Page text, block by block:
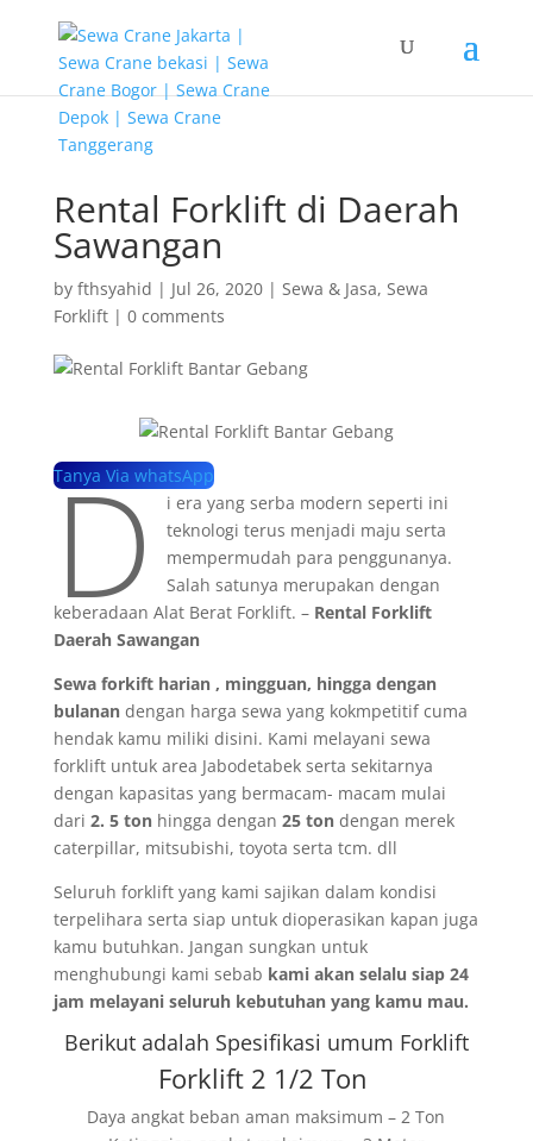
Rental Forklift di Daerah
Sawangan
by fthsyahid | Jul 26, 2020| Sewa & Jasa, Sewa
Forklift| 0 comments
Tanya Via whatsApp
D
i era yang serba modern seperti ini
teknologi terus menjadi maju serta
mempermudah para penggunanya.
Salah satunya merupakan dengan
keberadaan Alat Berat Forklift. – Rental Forklift
Daerah Sawangan
Sewa forkift harian , mingguan, hingga dengan
bulanandengan harga sewa yang kokmpetitif cuma
hendak kamu miliki disini. Kami melayani sewa
forklift untuk area Jabodetabek serta sekitarnya
dengan kapasitas yang bermacam- macam mulai
dari 2. 5 tonhingga dengan 25 tondengan merek
caterpillar, mitsubishi, toyota serta tcm. dll
Seluruh forklift yang kami sajikan dalam kondisi
terpelihara serta siap untuk dioperasikan kapan juga
kamu butuhkan. Jangan sungkan untuk
menghubungi kami sebab kami akan selalu siap 24
jam melayani seluruh kebutuhan yang kamu mau.
Berikut adalah Spesifikasi umum Forklift
Forklift 2 1/2 Ton
Daya angkat beban aman maksimum – 2 Ton